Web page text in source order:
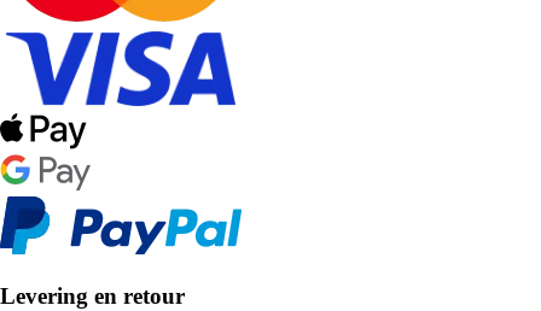
Levering en retour